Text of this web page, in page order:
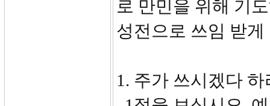
로 만민을 위해 기
성전으로 쓰임 받
1. 주가 쓰시겠다 하